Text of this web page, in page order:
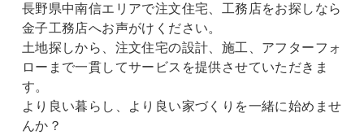
長野県中南信エリアで注文住宅、工務店をお探しなら
金子工務店へお声がけください。
土地探しから、注文住宅の設計、施工、アフターフォ
ローまで一貫してサービスを提供させていただきま
す。
より良い暮らし、より良い家づくりを一緒に始めませ
んか？